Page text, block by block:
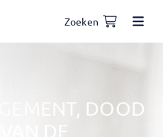
Zoeken
DOOD
DE